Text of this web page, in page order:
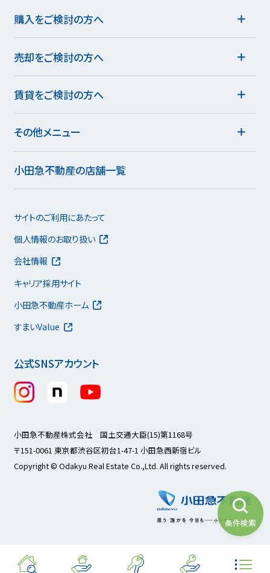
条件検索
購入をご検討の方へ
売却をご検討の方へ
賃貸をご検討の方へ
その他メニュー
小田急不動産の店舗一覧
公式SNSアカウント
サイトのご利用にあたって
個人情報のお取り扱い
会社情報
キャリア採用サイト
小田急不動産ホーム
すまいValue
小田急不動産株式会社 国土交通大臣(15)第1168号
〒151-0061 東京都渋谷区初台1-47-1 小田急西新宿ビル
Copyright © Odakyu Real Estate Co.,Ltd. All rights reserved.